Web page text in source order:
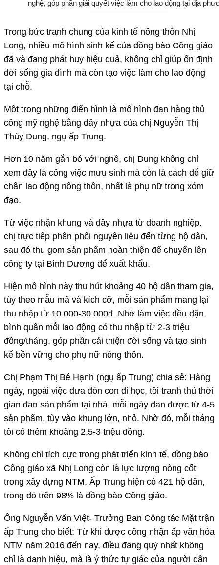
nghệ, góp phần giải quyết việc làm cho lao động tại địa
Trong bức tranh chung của kinh tế nông thôn Nhị
Long, nhiều mô hình sinh kế của đồng bào Công giáo
đã và đang phát huy hiệu quả, không chỉ giúp ổn định
đời sống gia đình mà còn tạo việc làm cho lao động
tại chỗ.
Một trong những điển hình là mô hình đan hàng thủ
công mỹ nghệ bằng dây nhựa của chị Nguyễn Thị
Thùy Dung, ngụ ấp Trung.
Hơn 10 năm gắn bó với nghề, chị Dung không chỉ
xem đây là công việc mưu sinh mà còn là cách để giữ
chân lao động nông thôn, nhất là phụ nữ trong xóm
đạo.
Từ việc nhận khung và dây nhựa từ doanh nghiệp,
chị trực tiếp phân phối nguyên liệu đến từng hộ dân,
sau đó thu gom sản phẩm hoàn thiện để chuyển lên
công ty tại Bình Dương để xuất khẩu.
Hiện mô hình này thu hút khoảng 40 hộ dân tham gia,
tùy theo mẫu mã và kích cỡ, mỗi sản phẩm mang lại
thu nhập từ 10.000-30.000đ. Nhờ làm việc đều đặn,
bình quân mỗi lao động có thu nhập từ 2-3 triệu
đồng/tháng, góp phần cải thiện đời sống và tạo sinh
kế bền vững cho phụ nữ nông thôn.
Chị Phạm Thị Bé Hạnh (ngụ ấp Trung) chia sẻ: Hàng
ngày, ngoài việc đưa đón con đi học, tôi tranh thủ thời
gian đan sản phẩm tại nhà, mỗi ngày đan được từ 4-5
sản phẩm, tùy vào khung lớn, nhỏ. Nhờ đó, mỗi tháng
tôi có thêm khoảng 2,5-3 triệu đồng.
Không chỉ tích cực trong phát triển kinh tế, đồng bào
Công giáo xã Nhị Long còn là lực lượng nòng cốt
trong xây dựng NTM. Ấp Trung hiện có 421 hộ dân,
trong đó trên 98% là đồng bào Công giáo.
Ông Nguyễn Văn Việt- Trưởng Ban Công tác Mặt trận
ấp Trung cho biết: Từ khi được công nhận ấp văn hóa
NTM năm 2016 đến nay, điều đáng quý nhất không
chỉ là danh hiệu, mà là ý thức tự giác của người dân